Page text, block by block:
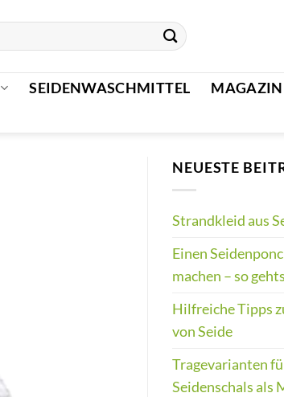
SEIDENWASCHMITTEL
MAGAZIN
NEUESTE
Strandkleid aus
Einen
machen – so gehts
Hilfreiche Tipps
von Seide
Tragevarianten
Seidenschals als